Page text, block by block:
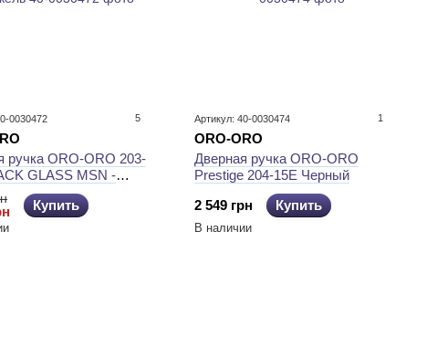
0030472 5
ручка ORO-ORO 203-
GLASS MSN -
никель
Купить
Артикул: 40-0030474 1
ORO-ORO
Дверная ручка ORO-ORO
Prestige 204-15E Черный
2 549 грн
Купить
В наличии